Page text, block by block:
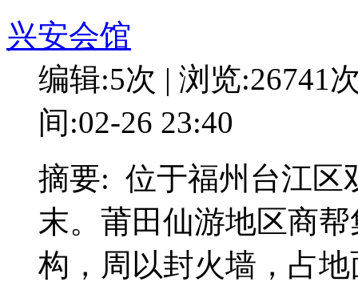
兴安会馆
编辑:5次 | 浏览:26741
间:02-26 23:40
摘要: 位于福州台江区
末。莆田仙游地区商
构，周以封火墙，占